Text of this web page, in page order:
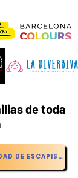
de toda
ÚNETE A NUESTRA COMUNIDAD DE ESCAPISTAS